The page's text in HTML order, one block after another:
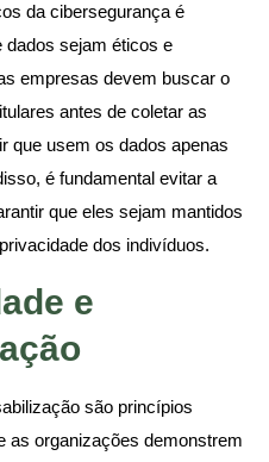
da cibersegurança é
dados sejam éticos e
empresas devem buscar o
antes de coletar as
que usem os dados apenas
é fundamental evitar a
que eles sejam mantidos
dos indivíduos.
e
são princípios
as organizações demonstrem